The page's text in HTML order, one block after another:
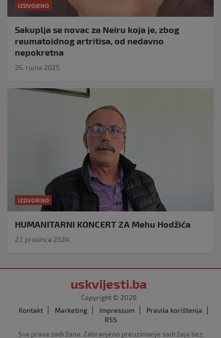
IZDVOJENO
Sakuplja se novac za Neiru koja je, zbog
reumatoidnog artritisa, od nedavno
nepokretna
26. rujna 2025.
IZDVOJENO
HUMANITARNI KONCERT ZA Mehu Hodžića
27. prosinca 2024.
uskvijesti.ba
Copyright © 2026
Kontakt
Marketing Impressum
Pravila korištenja
RSS
Sva prava zadržana. Zabranjeno preuzimanje sadržaja bez